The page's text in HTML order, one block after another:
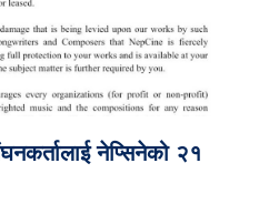
नेप्सिनेको २१